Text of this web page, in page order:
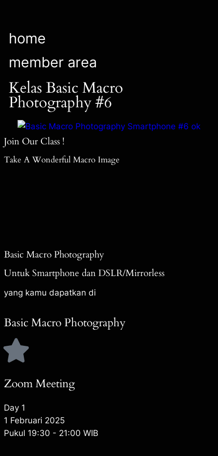
home
member area
Kelas Basic Macro
Photography #6
Join Our Class !
Take A Wonderful Macro Image
Basic Macro Photography
Untuk Smartphone dan DSLR/Mirrorless
yang kamu dapatkan di
Basic Macro Photography
Zoom Meeting
Day 1
1 Februari 2025
Pukul 19:30 - 21:00 WIB